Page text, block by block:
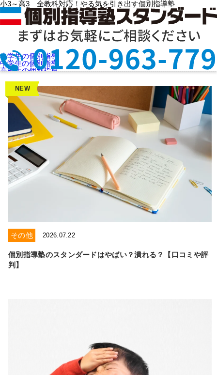
小3～高3 全教科対応！やる気を引き出す個別指導塾
お問合せ
資料請求
メニュー
小学生の個別指導
中学生の個別指導
高校生の個別指導
授業料を知りたい
教室検索
HOME >お役立ち情報 > その他の一覧
その他の一覧です
NEW
その他 2026.07.22
個別指導塾のスタンダードはやばい？潰れる？【口コミや評
判】